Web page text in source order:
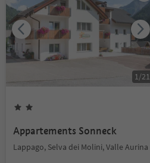
1/21
Appartements Sonneck
Lappago, Selva dei Molini, Valle Aurina